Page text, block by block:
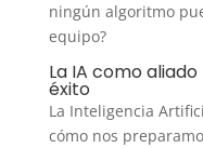
ningún algoritmo
equipo?
La IA como
éxito
La Inteligencia
cómo nos